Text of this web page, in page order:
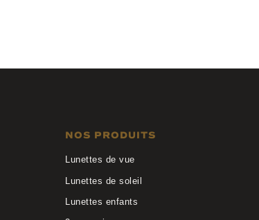
NOS PRODUITS
Lunettes de vue
Lunettes de soleil
Lunettes enfants